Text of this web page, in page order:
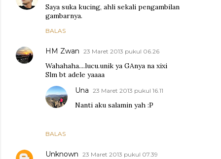
Saya suka kucing, ahli sekali pengambilan
gambarnya.
BALAS
HM Zwan 23 Maret 2013 pukul 06.26
Wahahaha....lucu.unik ya GAnya na xixi
Slm bt adele yaaaa
BALAS
Una 23 Maret 2013 pukul 16.11
Nanti aku salamin yah :P
Unknown 23 Maret 2013 pukul 07.39